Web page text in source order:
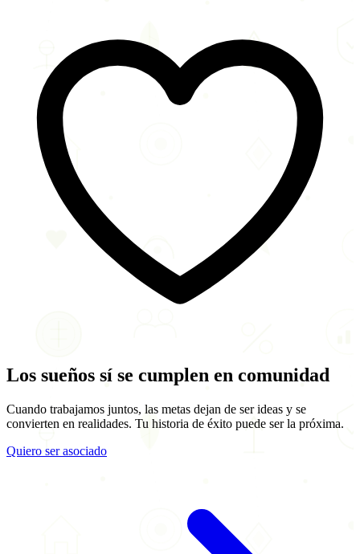
Los sueños sí se cumplen en comunidad
Cuando trabajamos juntos, las metas dejan de ser ideas y se
convierten en realidades. Tu historia de éxito puede ser la próxima.
Quiero ser asociado